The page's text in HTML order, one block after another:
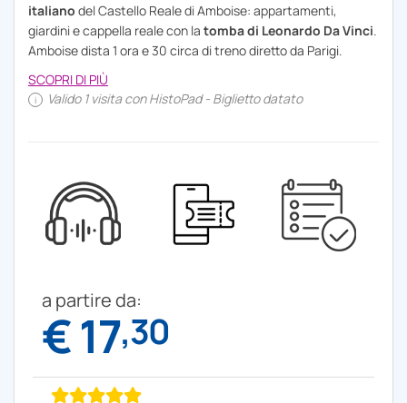
italiano del Castello Reale di Amboise: appartamenti,
giardini e cappella reale con la tomba di Leonardo Da Vinci.
Amboise dista 1 ora e 30 circa di treno diretto da Parigi.
SCOPRI DI PIÙ
i Valido 1 visita con HistoPad - Biglietto datato
a partire da:
€ 17,30